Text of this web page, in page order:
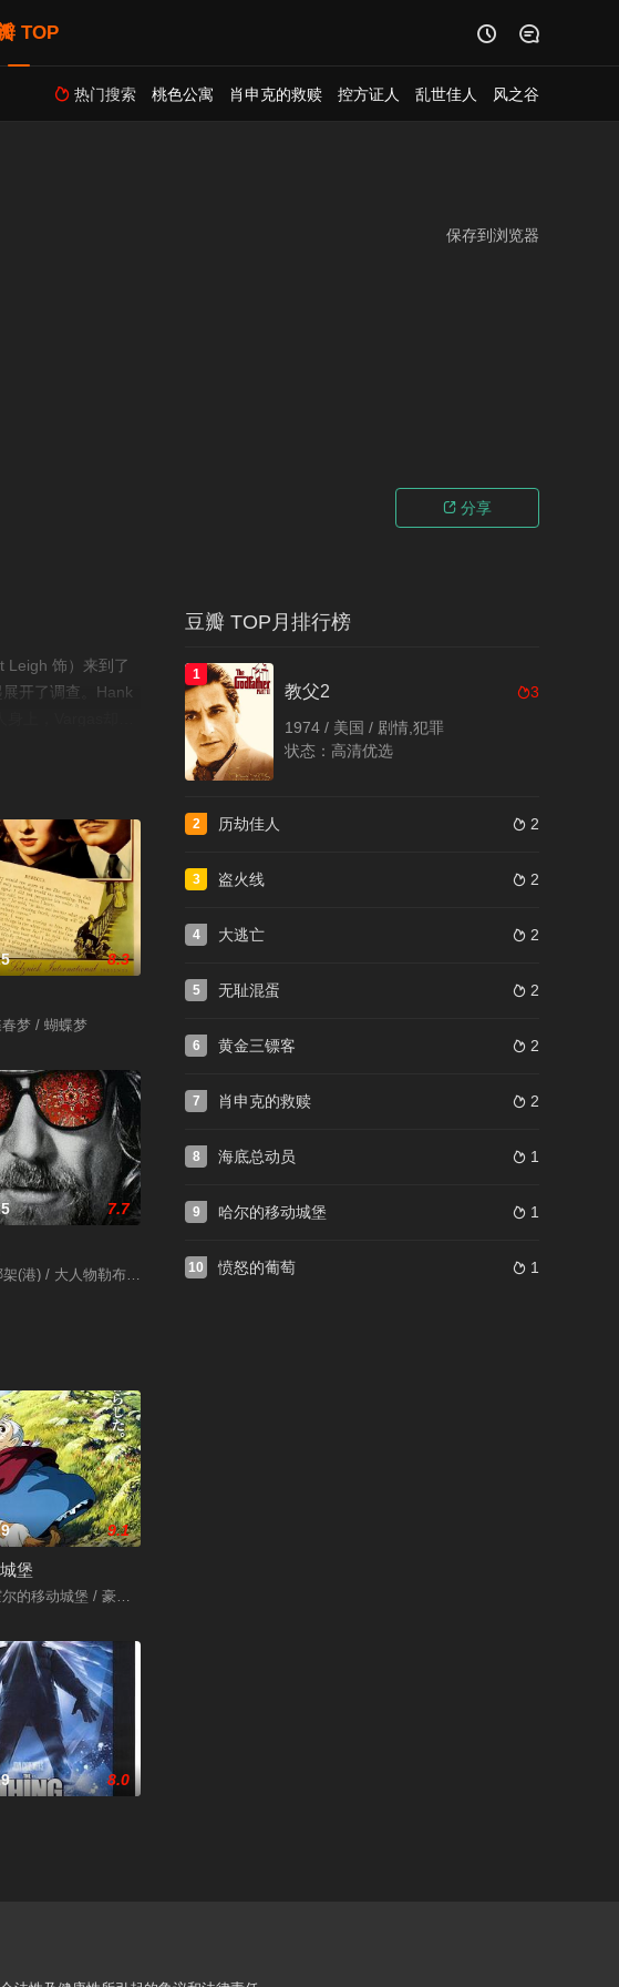
TOP  
 热门搜索 桃色公寓 肖申克的救赎 控方证人 乱世佳人 风之谷
保存到浏览器
 分享
Leigh 饰）来到了
开了调查。Hank
上，Vargas却在
背后都是Quinlan
三个版本：1958
8.3
梦 / 蝴蝶梦
7.7
(港) / 大人物勒布斯基 / 勒布斯基老大 / 利布斯基老大 / 了不起的勒布斯基 / 了不起的勒博斯基
3D
9.1
堡
的移动城堡 / 豪尔的机动城堡 / Howl's Moving Castle / Hauru no ugoku shiro
8.0
豆瓣 TOP月排行榜
1
3
教父2
1974 / 美国 / 剧情,犯罪
状态：高清优选
2  2
历劫佳人
3  2
盗火线
4  2
大逃亡
5  2
无耻混蛋
6  2
黄金三镖客
7  2
肖申克的救赎
8  1
海底总动员
9  1
哈尔的移动城堡
10  1
愤怒的葡萄